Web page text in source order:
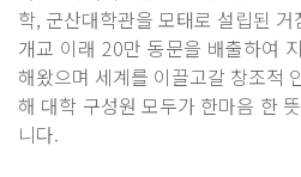
학, 군산대학관을 모태로 설립된
개교 이래 20만 동문을 배출하여
해왔으며 세계를 이끌고갈 창조적
해 대학 구성원 모두가 한마음 한
니다.